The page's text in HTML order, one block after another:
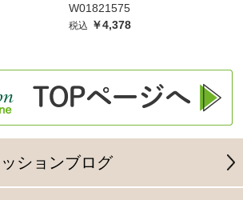
W01821575
税込 ￥4,378
ションブログ